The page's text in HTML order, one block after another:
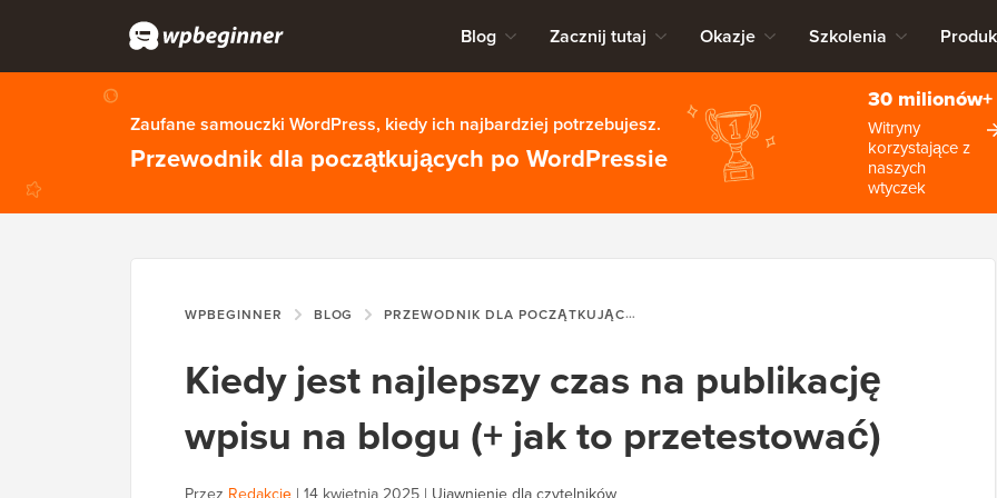
Blog Zacznij tutaj Okazje Szkolenia
Zaufane samouczki WordPress, kiedy ich najbardziej potrzebujesz.
Przewodnik dla początkujących po WordPressie
30 milionów+
Witryny
korzystające z
naszych
wtyczek
WPBEGINNER BLOG PRZEWODNIK DLA POCZĄTKUJĄCYCH KIEDY JEST NAJLEPSZY CZAS NA
Kiedy jest najlepszy czas na publikację
wpisu na blogu (+ jak to przetestować)